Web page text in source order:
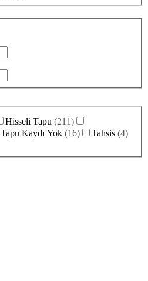
Hisseli Tapu (211)
Tapu Kaydı Yok (16) Tahsis (4)